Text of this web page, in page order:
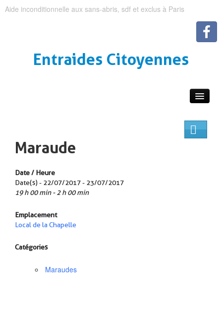
Aide inconditionnelle aux sans-abris, sdf et exclus à Paris
Entraides Citoyennes
Maraude
Date / Heure
Date(s) - 22/07/2017 - 23/07/2017
19 h 00 min - 2 h 00 min
Emplacement
Local de la Chapelle
Catégories
Maraudes